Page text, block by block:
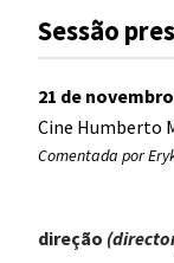
Sessão
21 de novembro
Cine Humberto
Comentada por
direção